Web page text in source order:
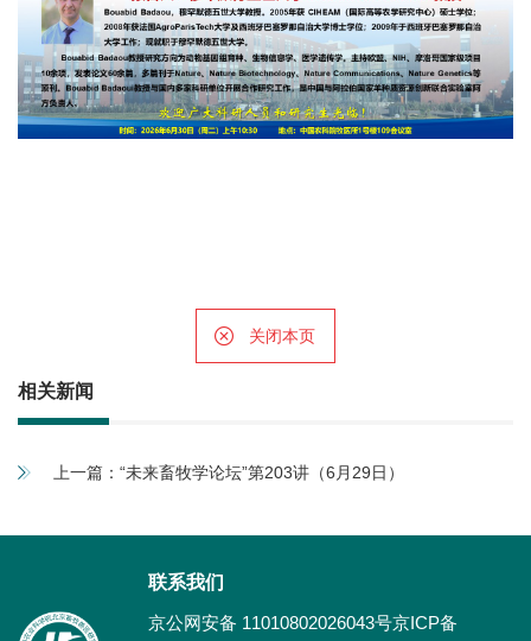
关闭本页
相关新闻
上一篇： “未来畜牧学论坛”第203讲（6月29日）
联系我们
京公网安备 11010802026043号京ICP备